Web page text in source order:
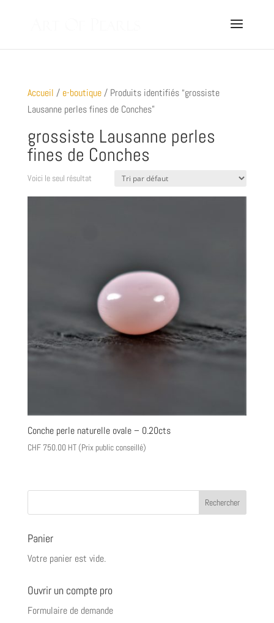
Accueil / e-boutique/ Produits identifiés “grossiste
Lausanne perles fines de Conches”
grossiste Lausanne perles
fines de Conches
Voici le seul résultat
Conche perle naturelle ovale – 0.20cts
CHF750.00 HT (Prix public conseillé)
Panier
Votre panier est vide.
Ouvrir un compte pro
Formulaire de demande